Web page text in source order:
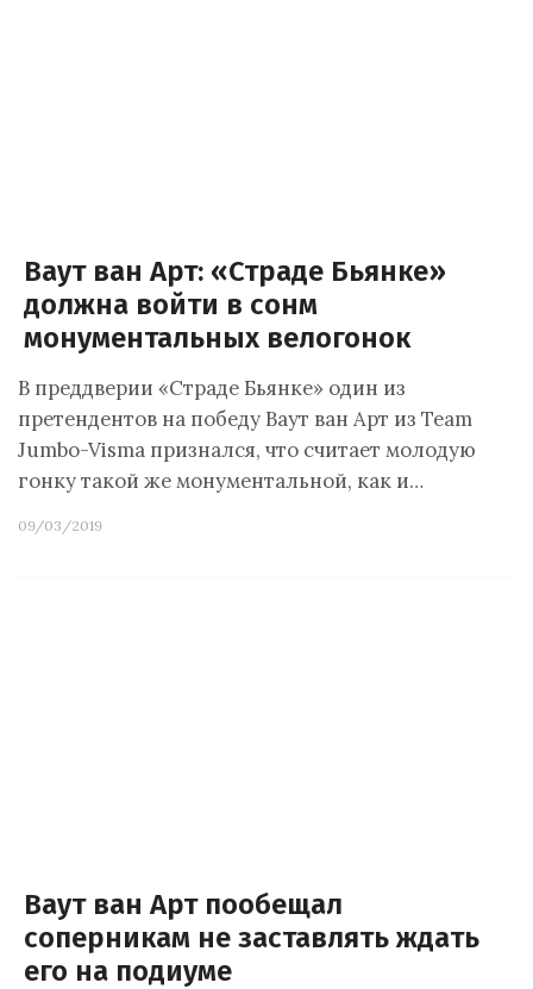
Ваут ван Арт: «Страде Бьянке»
должна войти в сонм
монументальных велогонок
В преддверии «Страде Бьянке» один из
претендентов на победу Ваут ван Арт из Team
Jumbo-Visma признался, что считает молодую
гонку такой же монументальной, как и…
09/03/2019
Ваут ван Арт пообещал
соперникам не заставлять ждать
его на подиуме